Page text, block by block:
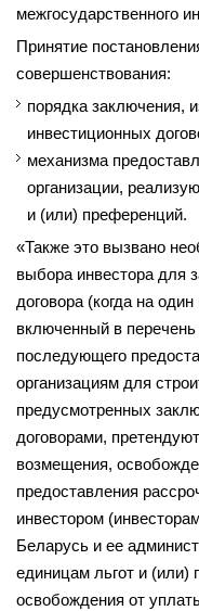
межгосударственного
Принятие
совершенствования:
порядка заключения,
инвестиционных
механизма
организации,
и (или) преференций.
«Также это вызвано
выбора инвестора для
договора (когда на
включенный в
последующего
организациям для
предусмотренных
договорами,
возмещения,
предоставления
инвестором
Беларусь и ее
единицам льгот и (или)
освобождения от